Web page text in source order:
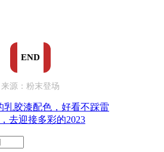
END
来源：粉末登场
乳胶漆配色，好看不踩雷
去迎接多彩的2023